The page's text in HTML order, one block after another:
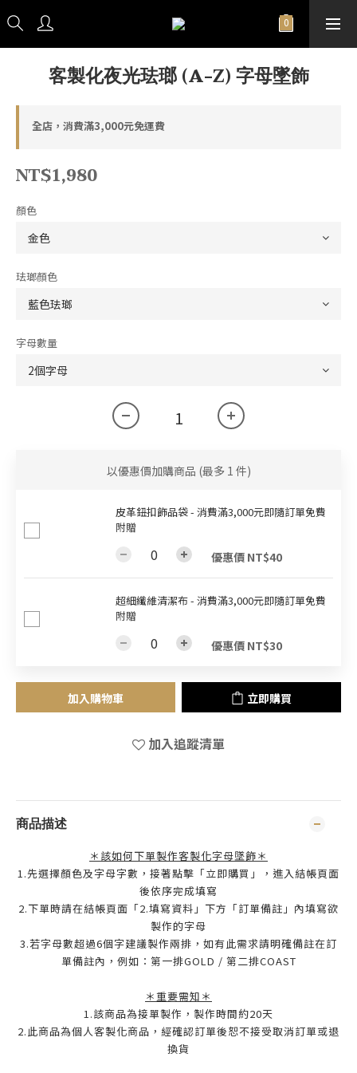
客製化夜光珐瑯 (A-Z) 字母墜飾
全店，消費滿3,000元免運費
NT$1,980
顏色
珐瑯顏色
字母數量
以優惠價加購商品 (最多 1 件)
皮革鈕扣飾品袋 - 消費滿3,000元即隨訂單免費
附贈
優惠價 NT$40
超細纖維清潔布 - 消費滿3,000元即隨訂單免費
附贈
優惠價 NT$30
加入購物車 立即購買
加入追蹤清單
商品描述
＊該如何下單製作客製化字母墜飾＊
1.先選擇顏色及字母字數，接著點擊「立即購買」，進入結帳頁面
後依序完成填寫
2.下單時請在結帳頁面「2.填寫資料」下方「訂單備註」內填寫欲
製作的字母
3.若字母數超過6個字建議製作兩排，如有此需求請明確備註在訂
單備註內，例如：第一排GOLD / 第二排COAST
＊重要需知＊
1.該商品為接單製作，製作時間約20天
2.此商品為個人客製化商品，經確認訂單後恕不接受取消訂單或退
換貨